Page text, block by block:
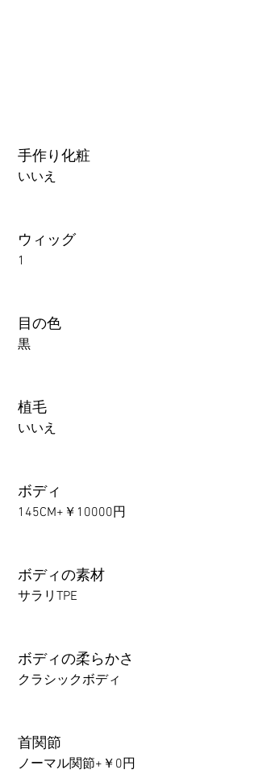
手作り化粧
いいえ
ウィッグ
1
目の色
黒
植毛
いいえ
ボディ
145CM+￥10000円
ボディの素材
サラリTPE
ボディの柔らかさ
クラシックボディ
首関節
ノーマル関節+￥0円